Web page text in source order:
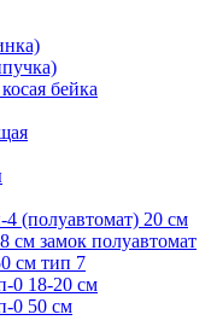
бейка
(полуавтомат) 20 см
см замок полуавтомат
см тип 7
0 18-20 см
0 50 см